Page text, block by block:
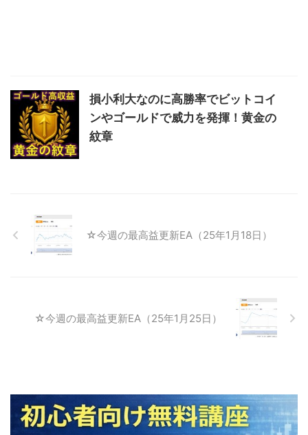
損小利大なのに高勝率でビットコイ
ンやゴールドで威力を発揮！黄金の
紋章
☆今週の最高益更新EA（25年1月18日）
☆今週の最高益更新EA（25年1月25日）